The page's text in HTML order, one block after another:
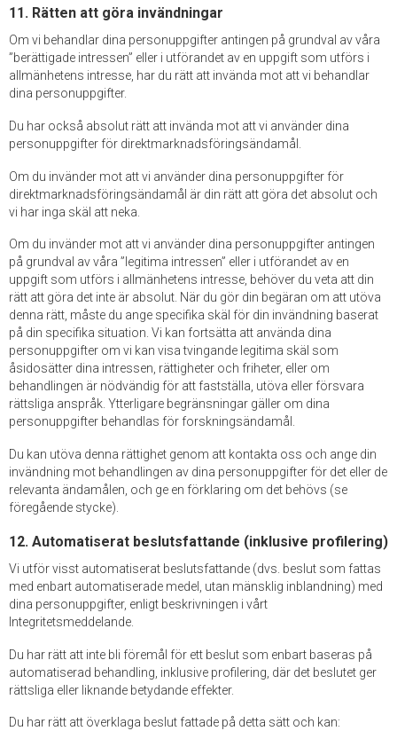
11. Rätten att göra invändningar
Om vi behandlar dina personuppgifter antingen på grundval av våra
”berättigade intressen” eller i utförandet av en uppgift som utförs i
allmänhetens intresse, har du rätt att invända mot att vi behandlar
dina personuppgifter.
Du har också absolut rätt att invända mot att vi använder dina
personuppgifter för direktmarknadsföringsändamål.
Om du invänder mot att vi använder dina personuppgifter för
direktmarknadsföringsändamål är din rätt att göra det absolut och
vi har inga skäl att neka.
Om du invänder mot att vi använder dina personuppgifter antingen
på grundval av våra ”legitima intressen” eller i utförandet av en
uppgift som utförs i allmänhetens intresse, behöver du veta att din
rätt att göra det inte är absolut. När du gör din begäran om att utöva
denna rätt, måste du ange specifika skäl för din invändning baserat
på din specifika situation. Vi kan fortsätta att använda dina
personuppgifter om vi kan visa tvingande legitima skäl som
åsidosätter dina intressen, rättigheter och friheter, eller om
behandlingen är nödvändig för att fastställa, utöva eller försvara
rättsliga anspråk. Ytterligare begränsningar gäller om dina
personuppgifter behandlas för forskningsändamål.
Du kan utöva denna rättighet genom att kontakta oss och ange din
invändning mot behandlingen av dina personuppgifter för det eller de
relevanta ändamålen, och ge en förklaring om det behövs (se
föregående stycke).
12. Automatiserat beslutsfattande (inklusive profilering)
Vi utför visst automatiserat beslutsfattande (dvs. beslut som fattas
med enbart automatiserade medel, utan mänsklig inblandning) med
dina personuppgifter, enligt beskrivningen i vårt
Integritetsmeddelande.
Du har rätt att inte bli föremål för ett beslut som enbart baseras på
automatiserad behandling, inklusive profilering, där det beslutet ger
rättsliga eller liknande betydande effekter.
Du har rätt att överklaga beslut fattade på detta sätt och kan: